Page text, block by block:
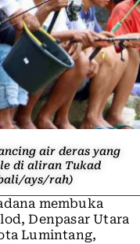
air deras yang
di aliran Tukad
ays/rah)
membuka
Denpasar Utara
Lumintang,